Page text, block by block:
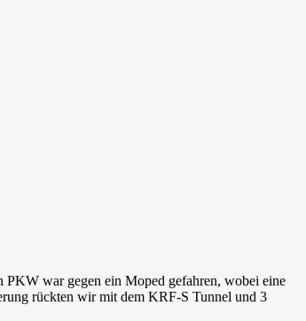
PKW war gegen ein Moped gefahren, wobei eine
rückten wir mit dem KRF-S Tunnel und 3